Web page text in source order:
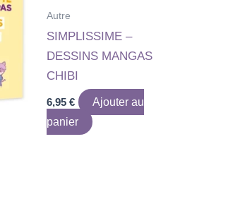
Autre
SIMPLISSIME –
DESSINS MANGAS
CHIBI
6,95€
Ajouter au
panier